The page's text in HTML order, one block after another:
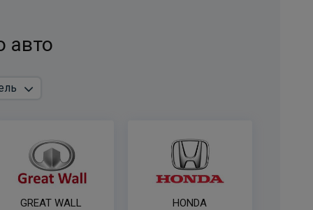
по запросу
реле WESTFALIA 7-пин
ПОД ЗАКАЗ ОТ 14 ДНЕЙ
по запросу
авто
GREAT WALL HONDA